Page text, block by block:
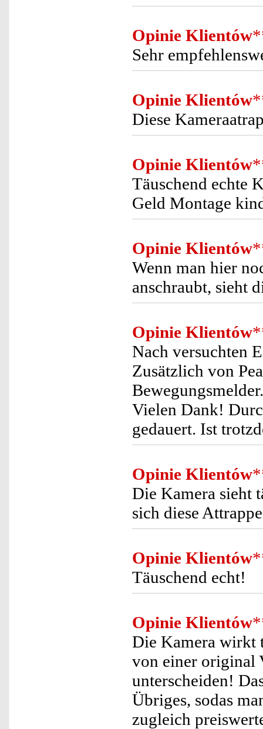
Opinie Klientów
Sehr
Opinie Klientów
Diese
Opinie Klientów
Täuschend echte
Geld Montage
Opinie Klientów
Wenn man hier
anschraubt, sieht
Opinie Klientów
Nach versuchten
Zusätzlich von
Vielen Dank!
gedauert. Ist
Opinie Klientów
Die Kamera sieht
sich diese
Opinie Klientów
Täuschend echt!
Opinie Klientów
Die Kamera wirkt
von einer original
unterscheiden!
Übriges, sodas
zugleich